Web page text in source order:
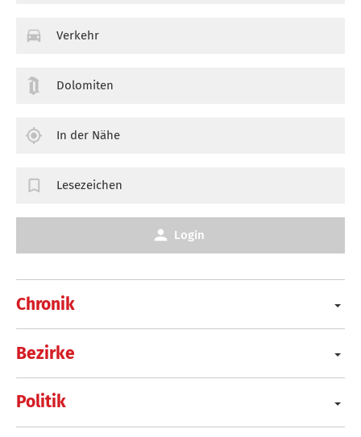
Chronik
Bezirke
Politik
Verkehr
Dolomiten
In der Nähe
Lesezeichen
Login